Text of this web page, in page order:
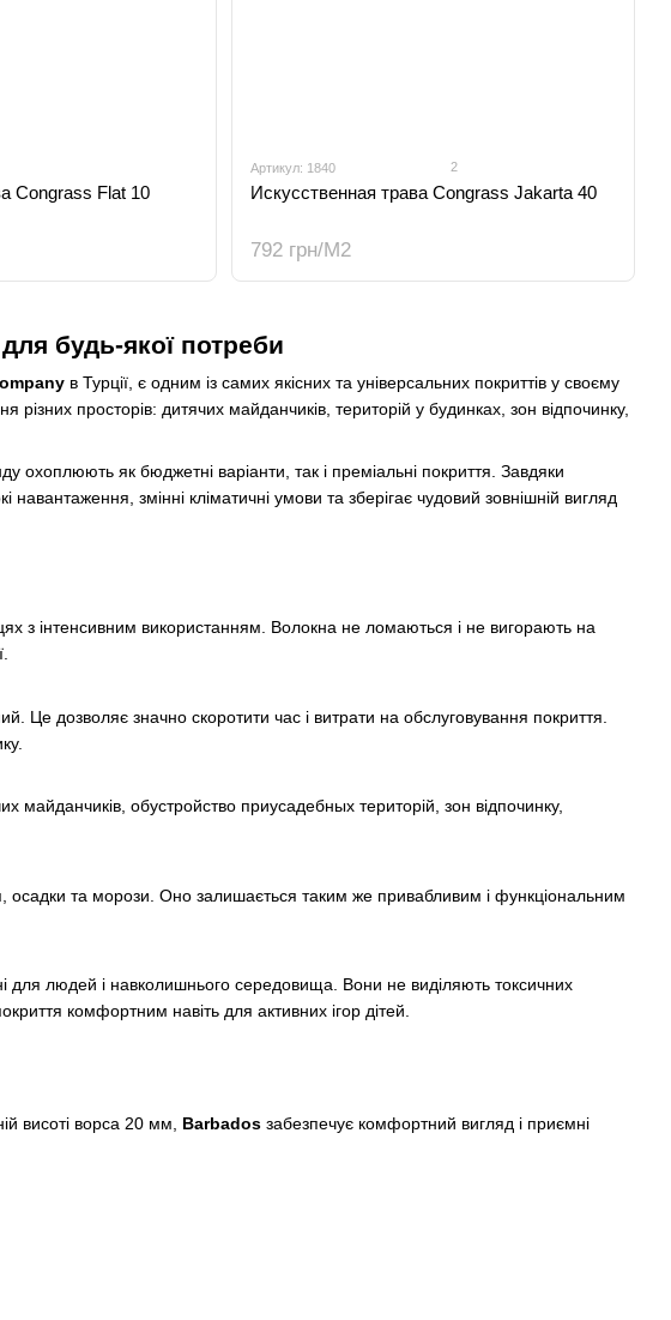
будь-якої потреби
в Турції, є одним із самих якісних та універсальних покриттів у своєму
різних просторів: дитячих майданчиків, територій у будинках, зон відпочинку,
охоплюють як бюджетні варіанти, так і преміальні покриття. Завдяки
змінні кліматичні умови та зберігає чудовий зовнішній вигляд
з інтенсивним використанням. Волокна не ломаються і не вигорають на
дозволяє значно скоротити час і витрати на обслуговування покриття.
майданчиків, обустройство приусадебных територій, зон відпочинку,
осадки та морози. Оно залишається таким же привабливим і функціональним
для людей і навколишнього середовища. Вони не виділяють токсичних
комфортним навіть для активних ігор дітей.
висоті ворса 20 мм, Barbados забезпечує комфортний вигляд і приємні
Congrass Flat 10
Артикул: 1840 2
Искусственная трава Congrass Jakarta 40
792 грн/М2